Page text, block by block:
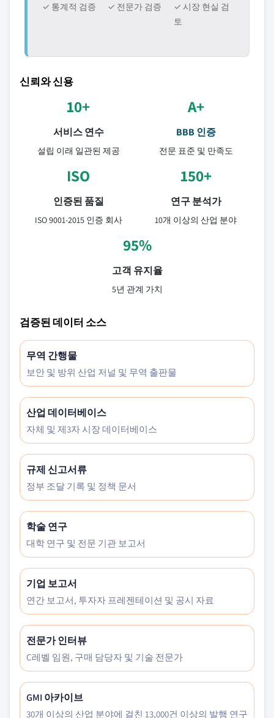
✓ 통계적 검증 ✓ 전문가 검증
✓ 시장 현실 검
토
신뢰와 신용
10+
서비스 연수
설립 이래 일관된 제공
A+
BBB 인증
전문 표준 및 만족도
ISO
인증된 품질
ISO 9001-2015 인증 회사
150+
연구 분석가
10개 이상의 산업 분야
95%
고객 유지율
5년 관계 가치
검증된 데이터 소스
무역 간행물
보안 및 방위 산업 저널 및 무역 출판물
산업 데이터베이스
자체 및 제3자 시장 데이터베이스
규제 신고서류
정부 조달 기록 및 정책 문서
학술 연구
대학 연구 및 전문 기관 보고서
기업 보고서
연간 보고서, 투자자 프레젠테이션 및 공시 자료
전문가 인터뷰
C레벨 임원, 구매 담당자 및 기술 전문가
GMI 아카이브
30개 이상의 산업 분야에 걸친 13,000건 이상의 발행 연구